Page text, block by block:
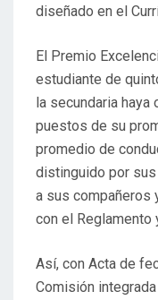
diseñado en el
El Premio
estudiante de
la secundaria
puestos de su
promedio de
distinguido por
a sus compañeros
con el
Así, con Acta de
Comisión